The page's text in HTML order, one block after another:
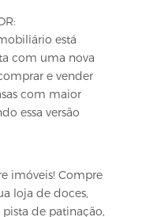
está
com uma nova
e vender
com maior
essa versão
imóveis! Compre
loja de doces,
de patinação,